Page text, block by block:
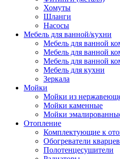
Хомуты
Шланги
Насосы
Мебель для ванной/кухни
Мебель для ванной
Мебель для ванной
Мебель для ванной
Мебель для кухни
Зеркала
Мойки
Мойки из
Мойки каменные
Мойки
Отопление
Комплектующие к
Обогреватели
Полотенцесушители